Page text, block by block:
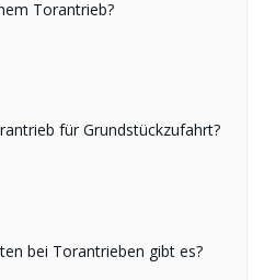
Torantrieb?
für Grundstückzufahrt?
bei Torantrieben gibt es?